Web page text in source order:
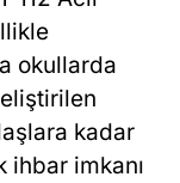
okullarda
kadar
ihbar imkanı